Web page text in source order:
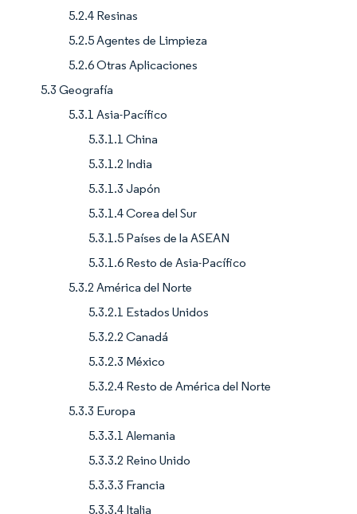
5.2.4 Resinas
5.2.5 Agentes de Limpieza
5.2.6 Otras Aplicaciones
5.3 Geografía
5.3.1 Asia-Pacífico
5.3.1.1 China
5.3.1.2 India
5.3.1.3 Japón
5.3.1.4 Corea del Sur
5.3.1.5 Países de la ASEAN
5.3.1.6 Resto de Asia-Pacífico
5.3.2 América del Norte
5.3.2.1 Estados Unidos
5.3.2.2 Canadá
5.3.2.3 México
5.3.2.4 Resto de América del Norte
5.3.3 Europa
5.3.3.1 Alemania
5.3.3.2 Reino Unido
5.3.3.3 Francia
5.3.3.4 Italia